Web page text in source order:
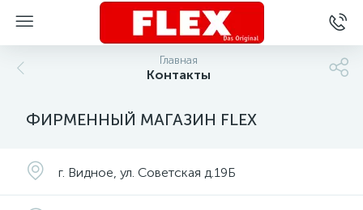
Главная
Контакты
ФИРМЕННЫЙ МАГАЗИН FLEX
г. Видное, ул. Советская д.19Б